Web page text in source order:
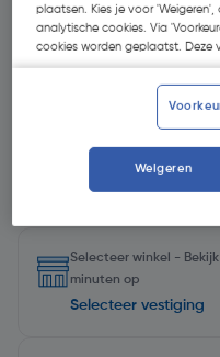
€ 1,92| Excl. btw €
Kies productvariant(27)
Selecteer winkel -
minuten op
Selecteer vestiging
plaatsen. Kies je voor
analytische cookies. Via
cookies worden geplaatst. Deze
Weigeren